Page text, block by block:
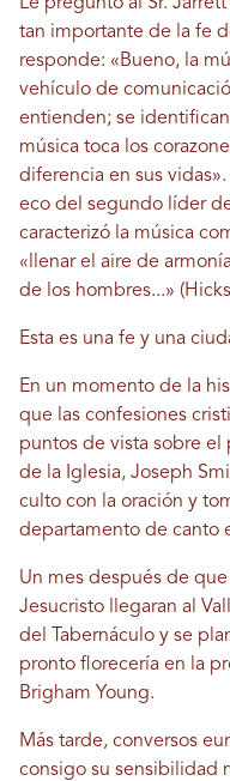
tan importante de la fe
responde: «Bueno, la
vehículo de
entienden; se
música toca los
diferencia en sus
eco del segundo líder
caracterizó la música
«llenar el aire de
de los hombres...»
Esta es una fe y una
En un momento de la
que las confesiones
puntos de vista sobre
de la Iglesia, Joseph
culto con la oración y
departamento de canto
Un mes después de
Jesucristo llegaran al
del Tabernáculo y se
pronto florecería en la
Brigham Young.
Más tarde, conversos
consigo su sensibilidad